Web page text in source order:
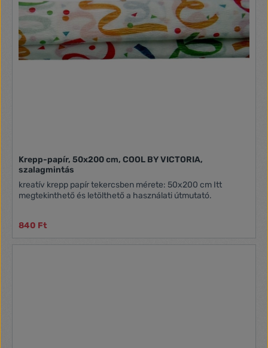
Krepp-papír, 50x200 cm, COOL BY VICTORIA,
szalagmintás
kreatív krepp papír tekercsben mérete: 50x200 cm Itt
megtekinthető és letölthető a használati útmutató.
840 Ft